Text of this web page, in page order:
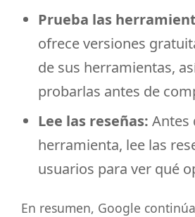
Prueba las
ofrece versiones
de sus herramientas,
probarlas antes de
Lee las reseñas: Antes
herramienta, lee las
usuarios para ver qué
En resumen, Google